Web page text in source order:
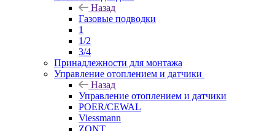
Назад
Газовые подводки
1
1/2
3/4
Принадлежности для монтажа
Управление отоплением и датчики
Назад
Управление отоплением и датчики
POER/CEWAL
Viessmann
ZONT